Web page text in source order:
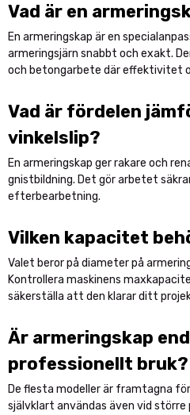
Vad är en
En armeringskap är en
armeringsjärn snabbt och exakt.
och betongarbete där effektivitet
Vad är fördelen
vinkelslip?
En armeringskap ger rakare och
gnistbildning. Det gör arbetet
efterbearbetning.
Vilken kapacitet
Valet beror på diameter på
Kontrollera maskinens
säkerställa att den klarar ditt
Är armeringskap
professionellt bruk?
De flesta modeller är framtagna
självklart användas även vid